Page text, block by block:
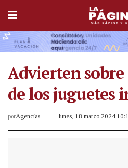
Advierten sobre
de los juguetes
porAgencias lunes, 18 marzo 2024